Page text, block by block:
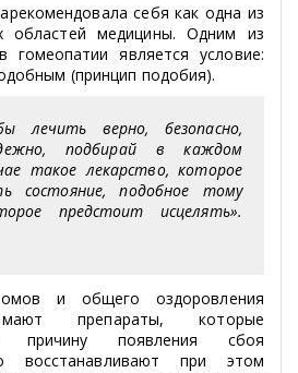
себя как одна из
областей медицины. Одним из
гомеопатии является условие:
(принцип подобия).
лечить верно, безопасно,
подбирай в каждом
такое лекарство, которое
состояние, подобное тому
предстоит исцелять».
и общего оздоровления
препараты, которые
причину появления сбоя
восстанавливают при этом